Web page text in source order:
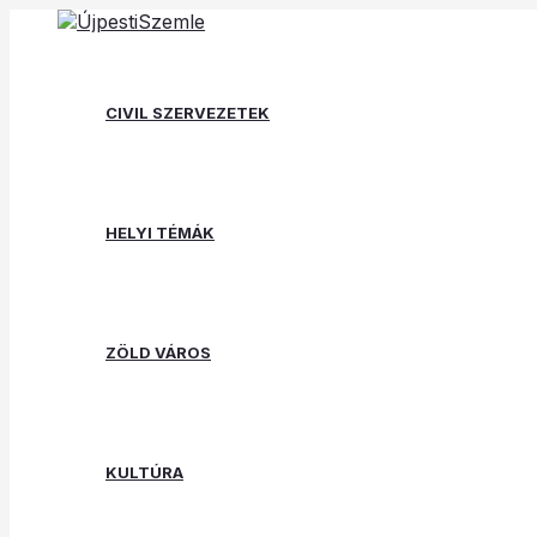
CIVIL SZERVEZETEK
HELYI TÉMÁK
ZÖLD VÁROS
KULTÚRA
navigation
Type
here..
Name*
Email*
Website